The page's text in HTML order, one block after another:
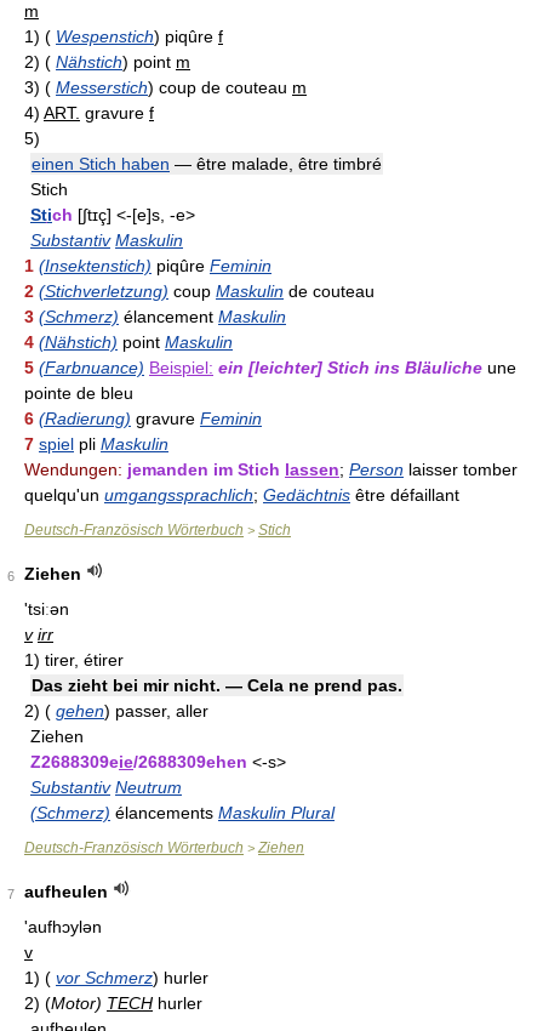
m
1) ( Wespenstich) piqûre f
2) ( Nähstich) point m
3) ( Messerstich) coup de couteau m
4) ART. gravure f
5)
einen Stich haben — être malade, être timbré
Stich
Stich [∫tɪç] <-[e]s, -e>
Substantiv Maskulin
1 (Insektenstich) piqûre Feminin
2 (Stichverletzung) coup Maskulin de couteau
3 (Schmerz) élancement Maskulin
4 (Nähstich) point Maskulin
5 (Farbnuance) Beispiel: ein [leichter] Stich ins Bläuliche une
pointe de bleu
6 (Radierung) gravure Feminin
7 spiel pli Maskulin
Wendungen: jemanden im Stich lassen; Person laisser tomber
quelqu'un umgangssprachlich; Gedächtnis être défaillant
Deutsch-Französisch Wörterbuch > Stich
6
Ziehen
'tsiːən
v irr
1) tirer, étirer
Das zieht bei mir nicht. — Cela ne prend pas.
2) ( gehen) passer, aller
Ziehen
Z2688309eie/2688309ehen <-s>
Substantiv Neutrum
(Schmerz) élancements Maskulin Plural
Deutsch-Französisch Wörterbuch > Ziehen
7
aufheulen
'aufhɔylən
v
1) ( vor Schmerz) hurler
2) (Motor) TECH hurler